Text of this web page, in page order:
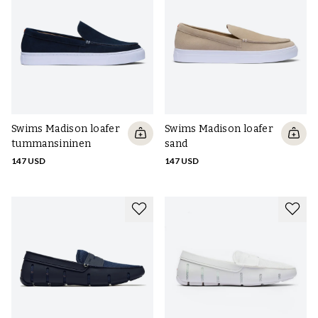
Swims Madison loafer
tummansininen
147 USD
Swims Madison loafer
sand
147 USD